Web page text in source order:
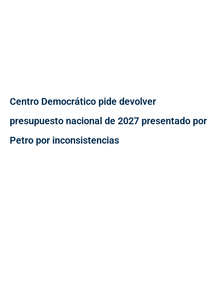
Centro Democrático pide devolver
presupuesto nacional de 2027 presentado por
Petro por inconsistencias